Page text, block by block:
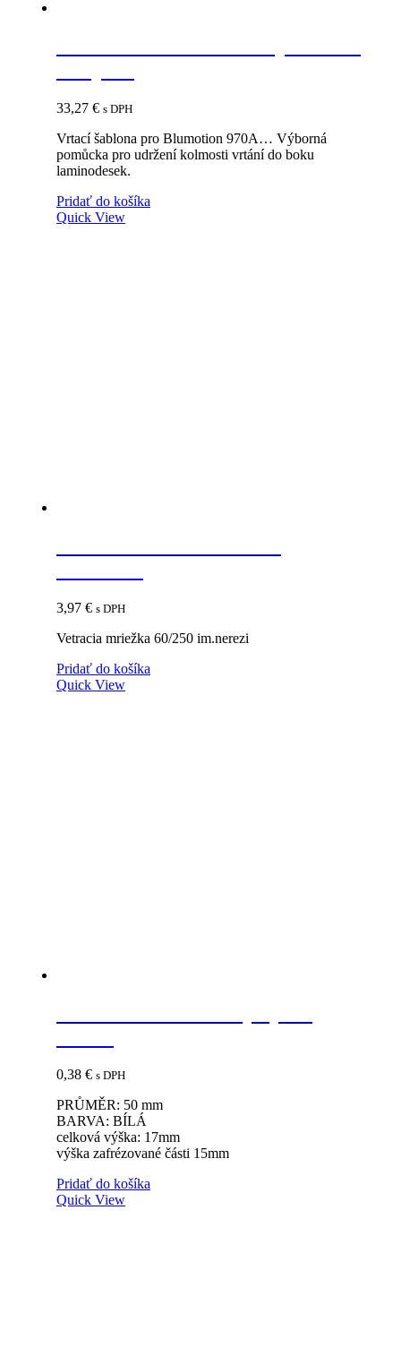
33,27 € s DPH
Vrtací šablona pro Blumotion 970A… Výborná
pomůcka pro udržení kolmosti vrtání do boku
laminodesek.
Pridať do košíka
Quick View
3,97 € s DPH
Vetracia mriežka 60/250 im.nerezi
Pridať do košíka
Quick View
0,38 € s DPH
PRŮMĚR: 50 mm
BARVA: BÍLÁ
celková výška: 17mm
výška zafrézované části 15mm
Pridať do košíka
Quick View